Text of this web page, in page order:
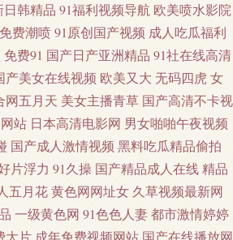
视频 91网站在线免费 岛国大片中文
产白丝自慰91 激情综合网站 欧美经品h
站 91中文啦视频 超碰人人9 国产微拍在
国avvv 蜜桃社一区二区 亚洲另类激动
影院 91N污 超碰人妻偷拍 国产在线日
日韩精品 91福利视频导航 欧美喷水影院
免费潮喷91原创国产视频 成人吃瓜福利
免费91 国产日产亚洲精品 91社在线高清
产美女在线视频 欧美又大 无码四虎 女
网五月天 美女主播青草 国产高清不卡视
站 日本高清电影网 男女啪啪午夜视频
国产成人激情视频 黑料吃瓜精品偷拍
片浮力 91久操 国产精品成人在线精品
五月花黄色网网址女 久草视频最新网
一级黄色网 91色色人妻都市激情婷婷
大片 成年免费视频网站 国产在线播放网